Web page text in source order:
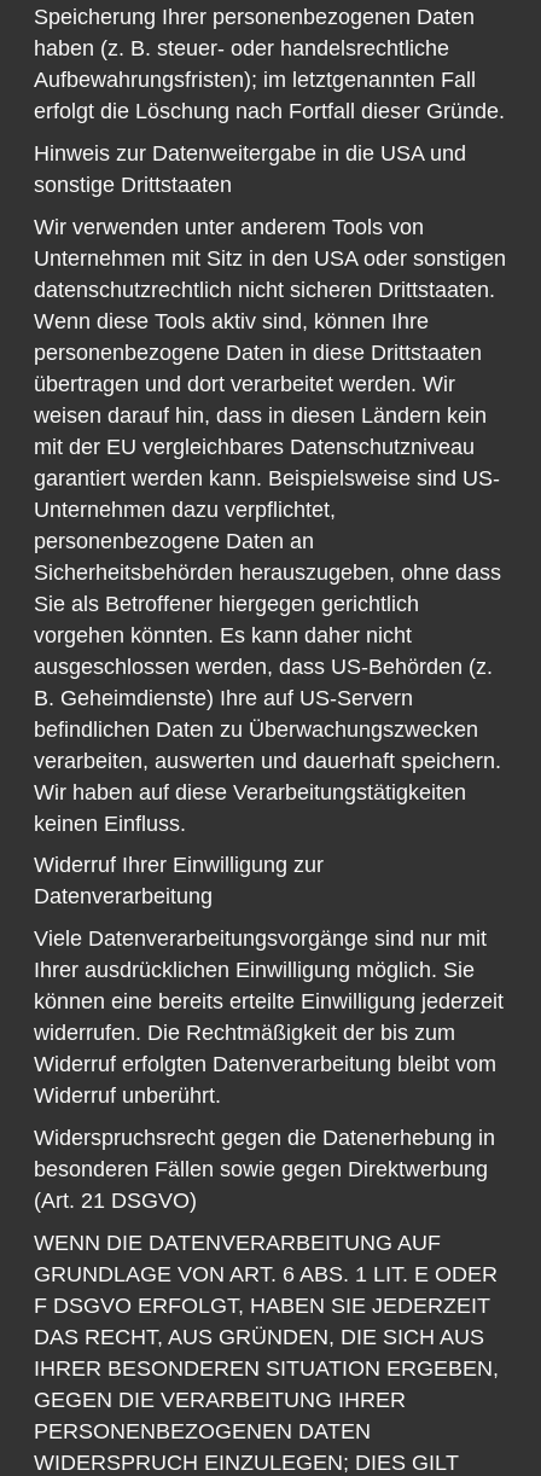
Speicherung Ihrer personenbezogenen Daten
haben (z. B. steuer- oder handelsrechtliche
Aufbewahrungsfristen); im letztgenannten Fall
erfolgt die Löschung nach Fortfall dieser Gründe.
Hinweis zur Datenweitergabe in die USA und
sonstige Drittstaaten
Wir verwenden unter anderem Tools von
Unternehmen mit Sitz in den USA oder sonstigen
datenschutzrechtlich nicht sicheren Drittstaaten.
Wenn diese Tools aktiv sind, können Ihre
personenbezogene Daten in diese Drittstaaten
übertragen und dort verarbeitet werden. Wir
weisen darauf hin, dass in diesen Ländern kein
mit der EU vergleichbares Datenschutzniveau
garantiert werden kann. Beispielsweise sind US-
Unternehmen dazu verpflichtet,
personenbezogene Daten an
Sicherheitsbehörden herauszugeben, ohne dass
Sie als Betroffener hiergegen gerichtlich
vorgehen könnten. Es kann daher nicht
ausgeschlossen werden, dass US-Behörden (z.
B. Geheimdienste) Ihre auf US-Servern
befindlichen Daten zu Überwachungszwecken
verarbeiten, auswerten und dauerhaft speichern.
Wir haben auf diese Verarbeitungstätigkeiten
keinen Einfluss.
Widerruf Ihrer Einwilligung zur
Datenverarbeitung
Viele Datenverarbeitungsvorgänge sind nur mit
Ihrer ausdrücklichen Einwilligung möglich. Sie
können eine bereits erteilte Einwilligung jederzeit
widerrufen. Die Rechtmäßigkeit der bis zum
Widerruf erfolgten Datenverarbeitung bleibt vom
Widerruf unberührt.
Widerspruchsrecht gegen die Datenerhebung in
besonderen Fällen sowie gegen Direktwerbung
(Art. 21 DSGVO)
WENN DIE DATENVERARBEITUNG AUF
GRUNDLAGE VON ART. 6 ABS. 1 LIT. E ODER
F DSGVO ERFOLGT, HABEN SIE JEDERZEIT
DAS RECHT, AUS GRÜNDEN, DIE SICH AUS
IHRER BESONDEREN SITUATION ERGEBEN,
GEGEN DIE VERARBEITUNG IHRER
PERSONENBEZOGENEN DATEN
WIDERSPRUCH EINZULEGEN; DIES GILT